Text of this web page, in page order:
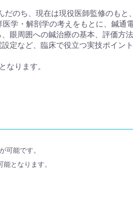
のち、現在は現役医師監修のもと
学・解剖学の考えをもとに、鍼通
眼周囲への鍼治療の基本、評価方
定など、臨床で役立つ実技ポイン
なります。
可能です。
となります。